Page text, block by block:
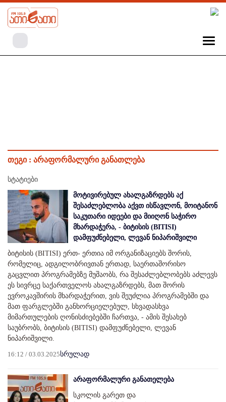
თეგი : არაფორმალური განათლება
სტატიები
მოტივირებულ ახალგაზრდებს აქ
შესაძლებლობა აქვთ ისწავლონ, მოიტანონ
საკუთარი იდეები და მიიღონ საჭირო
მხარდაჭერა, - ბიტისის (BITISI)
დამფუძნებელი, ლევან ნიპარიშვილი
ბიტისის (BITISI) ერთ- ერთია იმ ორგანიზაციებს შორის,
რომელიც, ადგილობრივთან ერთად, საერთაშორისო
გაცვლით პროგრამებზე მუშაობს, რა შესაძლებლობებს აძლევს
ეს სივრცე საქართველოს ახალგაზრდებს, მათ შორის
ევროკავშირის მხარდაჭერით, ვის შეუძლია პროგრამებში და
მათ ფარგლებში განხორციელებულ, სხვადასხვა
მიმართულების ღონისძიებებში ჩართვა, - ამის შესახებ
საუბრობს, ბიტისის (BITISI) დამფუძნებელი, ლევან
ნიპარიშვილი.
16:12 / 03.03.2025სრულად
არაფორმალური განათელება
სკოლის გარეთ და